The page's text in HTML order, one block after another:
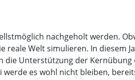
nachgeholt werden.
Welt simulieren. In diesem
Unterstützung der Kernübung
es wohl nicht bleiben,